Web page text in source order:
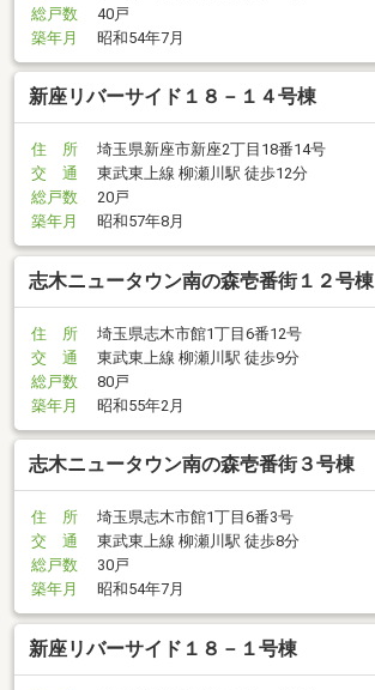
総戸数
40戸
築年月
昭和54年7月
新座リバーサイド１８－１４号棟
住 所
埼玉県新座市新座2丁目18番14号
交 通
東武東上線 柳瀬川駅 徒歩12分
総戸数
20戸
築年月
昭和57年8月
志木ニュータウン南の森壱番街１２号棟
住 所
埼玉県志木市館1丁目6番12号
交 通
東武東上線 柳瀬川駅 徒歩9分
総戸数
80戸
築年月
昭和55年2月
志木ニュータウン南の森壱番街３号棟
住 所
埼玉県志木市館1丁目6番3号
交 通
東武東上線 柳瀬川駅 徒歩8分
総戸数
30戸
築年月
昭和54年7月
新座リバーサイド１８－１号棟